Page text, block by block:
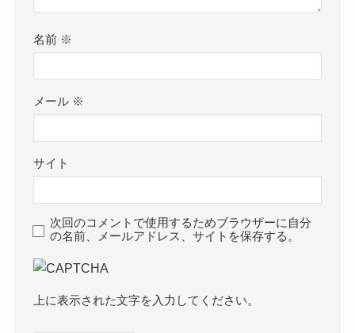
名前 ※
メール ※
サイト
次回のコメントで使用するためブラウザーに自分
の名前、メールアドレス、サイトを保存する。
上に表示された文字を入力してください。